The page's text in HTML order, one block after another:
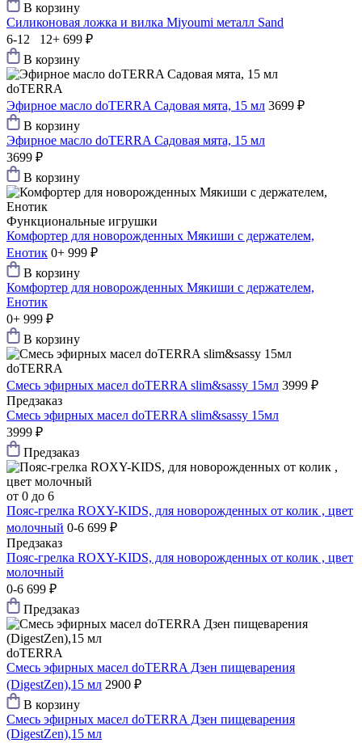
В корзину
Силиконовая ложка и вилка Мiyoumi металл Sand
6-12 12+ 699 ₽
В корзину
doTERRA
Эфирное масло doTERRA Садовая мята, 15 мл 3699 ₽
В корзину
Эфирное масло doTERRA Садовая мята, 15 мл
3699 ₽
В корзину
Функциональные игрушки
Комфортер для новорожденных Мякиши с держателем,
Енотик 0+ 999 ₽
В корзину
Комфортер для новорожденных Мякиши с держателем,
Енотик
0+ 999 ₽
В корзину
doTERRA
Смесь эфирных масел doTERRA slim&sassy 15мл 3999 ₽
Предзаказ
Смесь эфирных масел doTERRA slim&sassy 15мл
3999 ₽
Предзаказ
от 0 до 6
Пояс-грелка ROXY-KIDS, для новорожденных от колик , цвет
молочный 0-6 699 ₽
Предзаказ
Пояс-грелка ROXY-KIDS, для новорожденных от колик , цвет
молочный
0-6 699 ₽
Предзаказ
doTERRA
Смесь эфирных масел doTERRA Дзен пищеварения
(DigestZen),15 мл 2900 ₽
В корзину
Смесь эфирных масел doTERRA Дзен пищеварения
(DigestZen),15 мл